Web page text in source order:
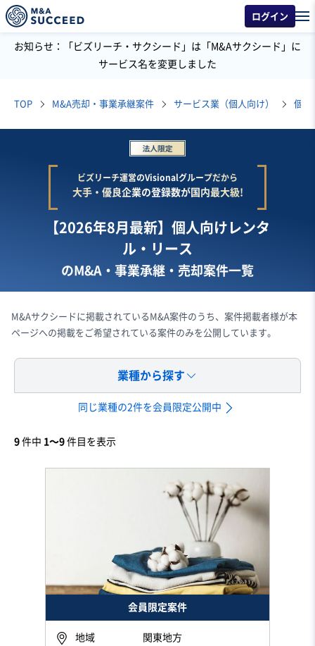
ログイン
お知らせ：「ビズリーチ・サクシード」は「M&Aサクシード」に
サービス名を変更しました
TOP M&A売却・事業承継案件 サービス業（個人向け） 個人
ビズリーチ運営のVisionalグループだから
大手・優良企業の登録数が国内最大級!
【2026年8月最新】個人向けレンタ
ル・リース
のM&A・事業承継・売却案件一覧
M&Aサクシードに掲載されているM&A案件のうち、案件掲載者様が本
ページへの掲載をご希望されている案件のみを公開しています。
業種から探す
同じ業種の2件を会員限定公開中
9 件中 1〜9 件目を表示
会員限定案件
地域 関東地方